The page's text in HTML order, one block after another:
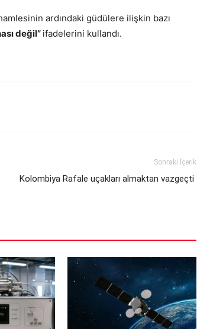
ardındaki güdülere ilişkin bazı
değil” ifadelerini kullandı.
Sonraki İçerik
Kolombiya Rafale uçakları almaktan vazgeçti